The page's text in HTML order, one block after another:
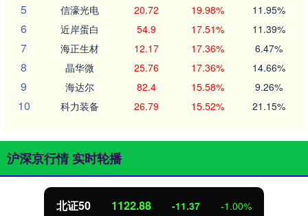
5 信濠光电 20.72 19.98% 11.95%
6 近岸蛋白 54.9 17.51% 11.39%
7 海正生材 12.17 17.36% 6.47%
8 晶华微 25.76 17.36% 14.66%
9 海达尔 82.4 15.58% 9.26%
10 科力装备 26.79 15.52% 21.15%
沪深京行情 实时轮播
北证50 1122.88 -11.37 -1.00%